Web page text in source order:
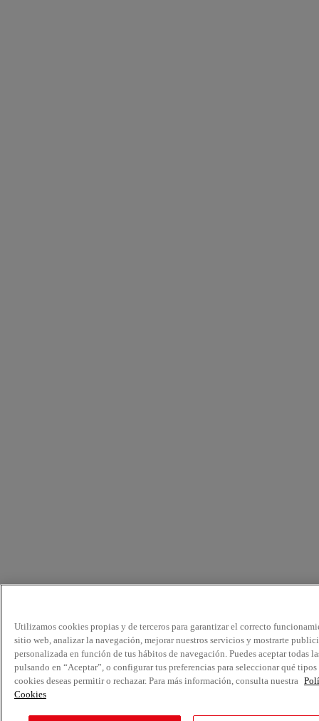
Utilizamos cookies propias y de terceros para garantizar el correcto
sitio web, analizar la navegación, mejorar nuestros servicios y mostrarte
personalizada en función de tus hábitos de navegación. Puedes aceptar todas
pulsando en “Aceptar”, o configurar tus preferencias para seleccionar qué tipos
cookies deseas permitir o rechazar. Para más información, consulta nuestra
Cookies